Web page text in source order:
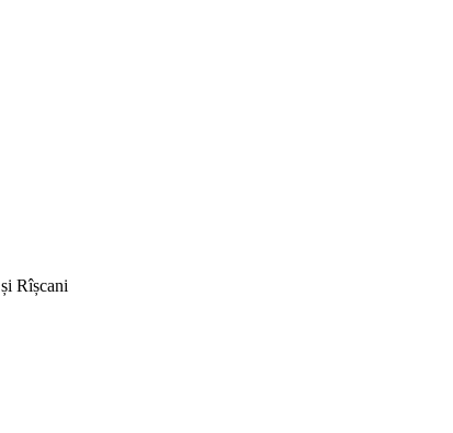
Rîșcani